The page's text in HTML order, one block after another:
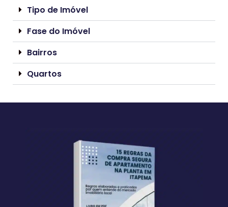
Tipo de Imóvel
Fase do Imóvel
Bairros
Quartos